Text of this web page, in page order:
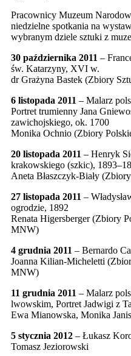
Pracownicy Muzeum
niedzielne spotkania na
wybranym dziele sztuki z
30 października 2011 –
św. Katarzyny, XVI w.
dr Grażyna Bastek (Zbiory
6 listopada 2011 – Malarz
Portret trumienny Jana
zawichojskiego, ok. 1700
Monika Ochnio (Zbiory
20 listopada 2011 – Henryk
krakowskiego (szkic),
Aneta Błaszczyk-Biały
27 listopada 2011 –
ogrodzie, 1892
Renata Higersberger (Zbiory
MNW)
4 grudnia 2011 – Bernardo
Joanna Kilian-Micheletti
MNW)
11 grudnia 2011 – Malarz
lwowskim, Portret Jadwigi z
Ewa Mianowska, Monika
5 stycznia 2012 – Łukasz
Tomasz Jeziorowski